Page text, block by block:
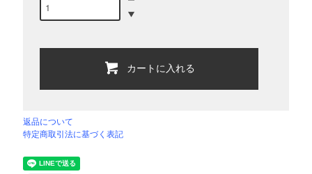
カートに入れる
返品について
特定商取引法に基づく表記